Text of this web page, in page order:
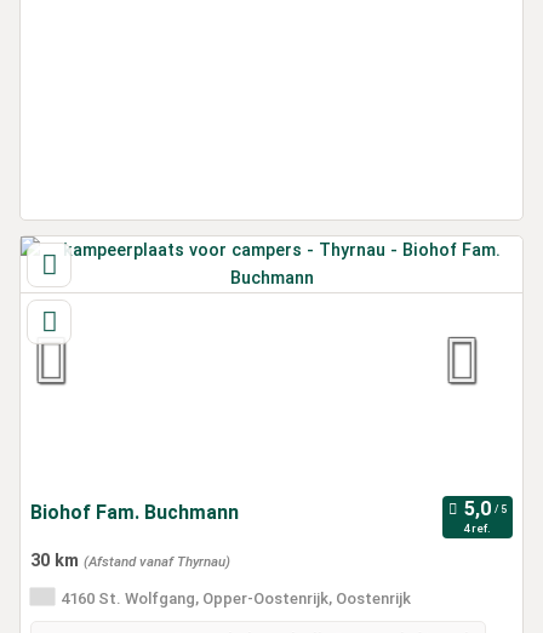
Biohof Fam. Buchmann
4 ref.
30 km (Afstand vanaf Thyrnau)
4160 St. Wolfgang, Opper-Oostenrijk, Oostenrijk